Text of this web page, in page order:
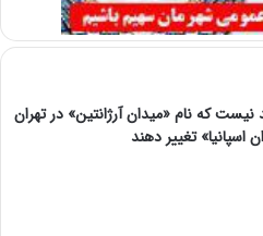
نیست که نام «میدان آرژانتین» در تهران
اسپانیا» تغییر دهند